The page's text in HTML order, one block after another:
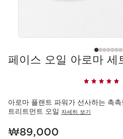
페이스 오일 아로마 세
아로마 플랜트 파워가 선사하는 촉
트리트먼트 오일 자세히 보기
현재 가격 ₩89,000
₩89,000